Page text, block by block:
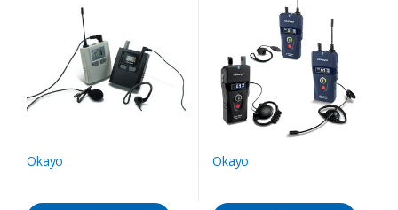
Okayo Okayo